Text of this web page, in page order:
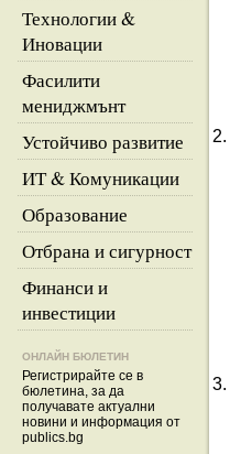
Технологии &
Иновации
Фасилити
мениджмънт
Устойчиво развитие
ИТ & Комуникации
Образование
Отбрана и сигурност
Финанси и
инвестиции
ОНЛАЙН БЮЛЕТИН
Регистрирайте се в
бюлетина, за да
получавате актуални
новини и информация от
publics.bg
2.
3.